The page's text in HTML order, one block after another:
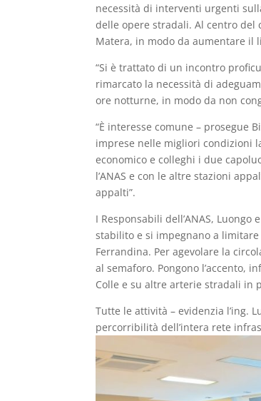
necessità di interventi urgenti
delle opere stradali. Al centro del
Matera, in modo da aumentare il
“Si è trattato di un incontro
rimarcato la necessità di
ore notturne, in modo da non
“È interesse comune – prosegue
imprese nelle migliori condizioni
economico e colleghi i due
l’ANAS e con le altre stazioni
appalti”.
I Responsabili dell’ANAS,
stabilito e si impegnano a
Ferrandina. Per agevolare la
al semaforo. Pongono l’accento,
Colle e su altre arterie stradali in
Tutte le attività – evidenzia l’ing.
percorribilità dell’intera rete